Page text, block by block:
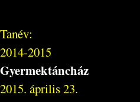
Tanév:
2014-2015
Gyermektáncház
2015. április 23.